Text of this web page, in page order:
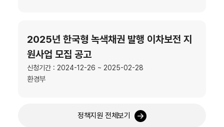
2025년 한국형 녹색채권 발행 이차보전 지
원사업 모집 공고
신청기간 : 2024-12-26 ~ 2025-02-28
환경부
정책지원 전체보기